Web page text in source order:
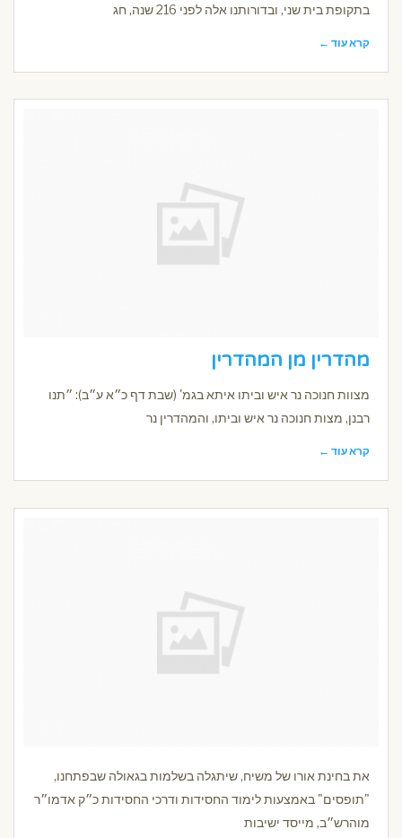
בתקופת בית שני, ובדורותנו אלה לפני 216 שנה, חג
קרא עוד ←
מהדרין מן המהדרין
מצוות חנוכה נר איש וביתו איתא בגמ' (שבת דף כ״א ע״ב): ״תנו
רבנן, מצות חנוכה נר איש וביתו, והמהדרין נר
קרא עוד ←
את בחינת אורו של משיח, שיתגלה בשלמות בגאולה שבפתחנו,
"תופסים" באמצעות לימוד החסידות ודרכי החסידות כ״ק אדמו״ר
מוהרש״ב, מייסד ישיבות